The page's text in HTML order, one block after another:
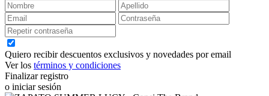
Quiero recibir descuentos exclusivos y novedades por email
Ver los términos y condiciones
Finalizar registro
o iniciar sesión